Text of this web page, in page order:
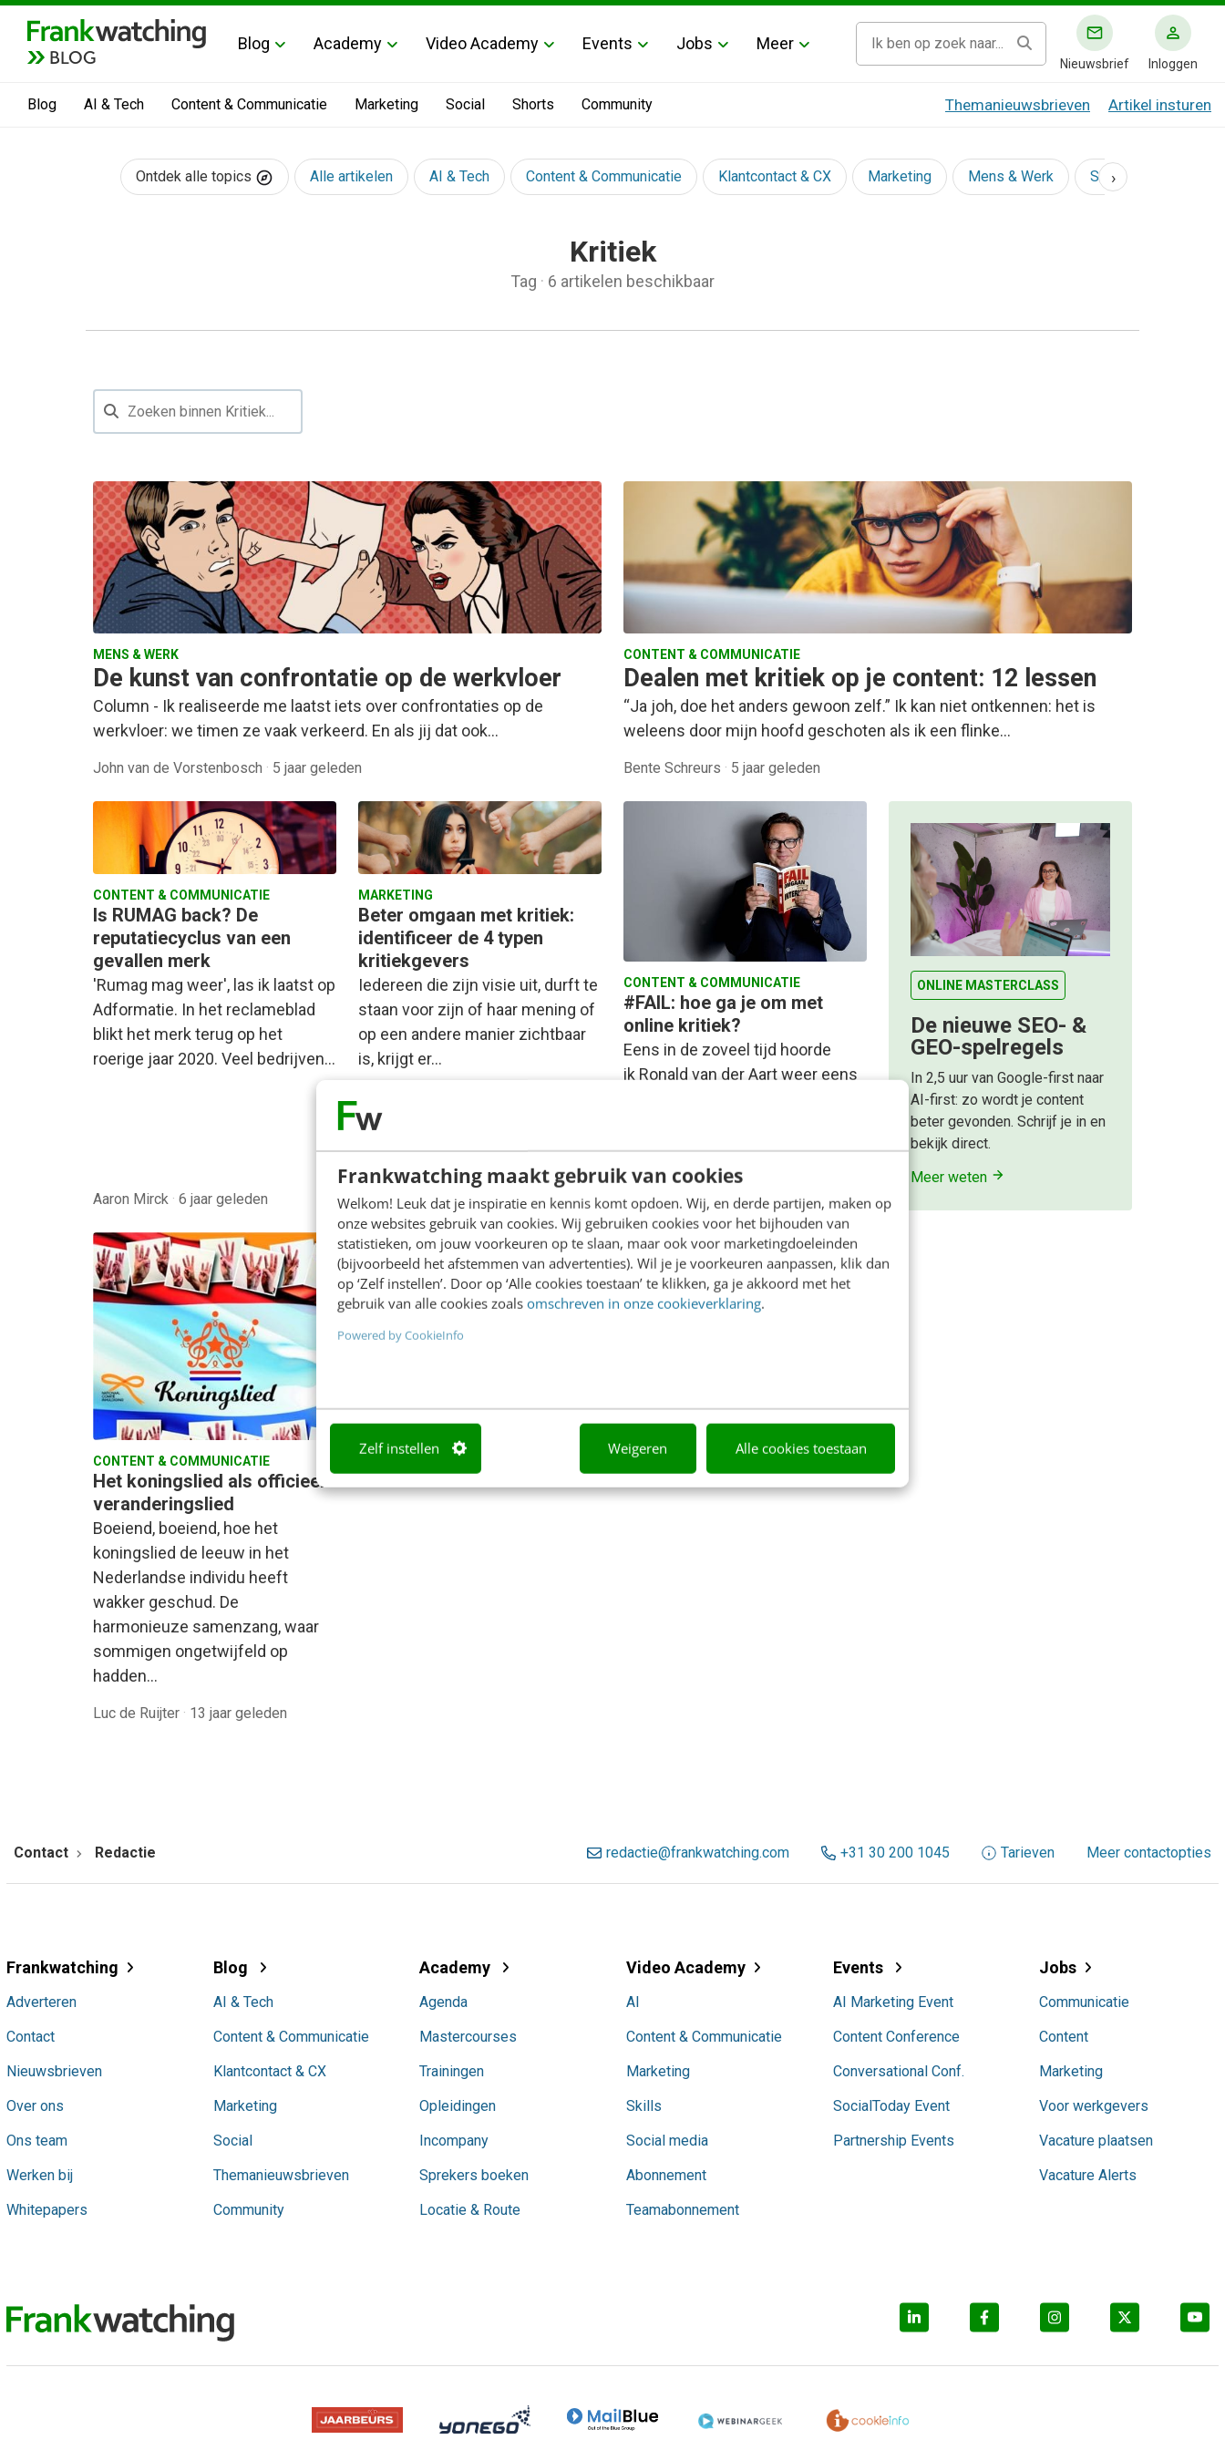
Frankwatching maakt gebruik van cookies
Welkom! Leuk dat je inspiratie en kennis komt opdoen. Wij, en derde partijen, maken op
onze websites gebruik van cookies. Wij gebruiken cookies voor het bijhouden van
statistieken, om jouw voorkeuren op te slaan, maar ook voor marketingdoeleinden
(bijvoorbeeld het afstemmen van advertenties). Wil je je voorkeuren aanpassen, klik dan
op ‘Zelf instellen’. Door op ‘Alle cookies toestaan’ te klikken, ga je akkoord met het
gebruik van alle cookies zoals omschreven in onze cookieverklaring.
Powered by CookieInfo
Zelf instellen Weigeren Alle cookies toestaan
BLOG
Blog Academy Video Academy Events Jobs Meer
Nieuwsbrief Inloggen
Blog AI & Tech Content & Communicatie Marketing Social Shorts Community Themanieuwsbrieven Artikel insturen
Ontdek alle topics Alle artikelen AI & Tech Content & Communicatie Klantcontact & CX Marketing Mens & Werk Social
›
Kritiek
Tag · 6 artikelen beschikbaar
MENS & WERK
De kunst van confrontatie op de werkvloer
Column - Ik realiseerde me laatst iets over confrontaties op de
werkvloer: we timen ze vaak verkeerd. En als jij dat ook…
John van de Vorstenbosch · 5 jaar geleden
CONTENT & COMMUNICATIE
Dealen met kritiek op je content: 12 lessen
“Ja joh, doe het anders gewoon zelf.” Ik kan niet ontkennen: het is
weleens door mijn hoofd geschoten als ik een flinke…
Bente Schreurs · 5 jaar geleden
CONTENT & COMMUNICATIE
Is RUMAG back? De
reputatiecyclus van een
gevallen merk
'Rumag mag weer', las ik laatst op
Adformatie. In het reclameblad
blikt het merk terug op het
roerige jaar 2020. Veel bedrijven…
Aaron Mirck · 6 jaar geleden
MARKETING
Beter omgaan met kritiek:
identificeer de 4 typen
kritiekgevers
Iedereen die zijn visie uit, durft te
staan voor zijn of haar mening of
op een andere manier zichtbaar
is, krijgt er…
Yvonne van Balkom· 6 jaar geleden
CONTENT & COMMUNICATIE
#FAIL: hoe ga je om met
online kritiek?
Eens in de zoveel tijd hoorde
ik Ronald van der Aart weer eens
Gitta Bartling 13 jaar geleden
ONLINE MASTERCLASS
De nieuwe SEO- &
GEO-spelregels
In 2,5 uur van Google-first naar
AI-first: zo wordt je content
beter gevonden. Schrijf je in en
bekijk direct.
Meer weten
CONTENT & COMMUNICATIE
Het koningslied als officieel
veranderingslied
Boeiend, boeiend, hoe het
koningslied de leeuw in het
Nederlandse individu heeft
wakker geschud. De
harmonieuze samenzang, waar
sommigen ongetwijfeld op
hadden…
Luc de Ruijter · 13 jaar geleden
Contact Redactie redactie@frankwatching.com +31 30 200 1045 Tarieven Meer contactopties
Frankwatching
Adverteren
Contact
Nieuwsbrieven
Over ons
Ons team
Werken bij
Whitepapers
Blog
AI & Tech
Content & Communicatie
Klantcontact & CX
Marketing
Social
Themanieuwsbrieven
Community
Academy
Agenda
Mastercourses
Trainingen
Opleidingen
Incompany
Sprekers boeken
Locatie & Route
Video Academy
AI
Content & Communicatie
Marketing
Skills
Social media
Abonnement
Teamabonnement
Events
AI Marketing Event
Content Conference
Conversational Conf.
SocialToday Event
Partnership Events
Jobs
Communicatie
Content
Marketing
Voor werkgevers
Vacature plaatsen
Vacature Alerts